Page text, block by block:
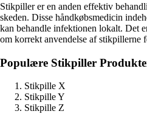
Stikpiller er en anden effektiv
skeden. Disse håndkøbsmedicin
kan behandle infektionen lokalt. Det
om korrekt anvendelse af stikpillerne
Populære Stikpiller
Stikpille X
Stikpille Y
Stikpille Z